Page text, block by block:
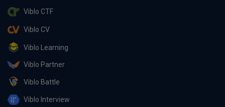
Viblo CTF
Viblo CV
Viblo Learning
Viblo Partner
Viblo Battle
Viblo Interview